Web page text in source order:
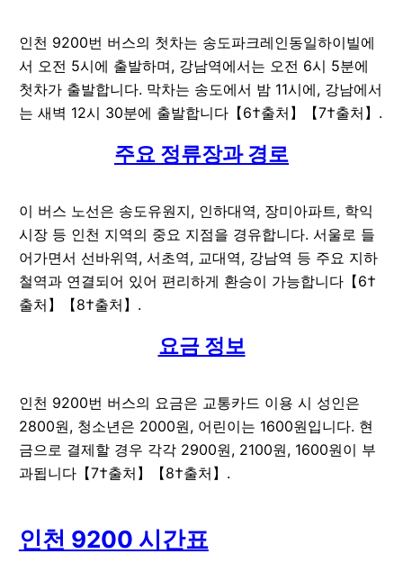
인천 9200번 버스의 첫차는 송도파크레인동일하이빌에
서 오전 5시에 출발하며, 강남역에서는 오전 6시 5분에
첫차가 출발합니다. 막차는 송도에서 밤 11시에, 강남에서
는 새벽 12시 30분에 출발합니다【6†출처】【7†출처】.
주요 정류장과 경로
이 버스 노선은 송도유원지, 인하대역, 장미아파트, 학익
시장 등 인천 지역의 중요 지점을 경유합니다. 서울로 들
어가면서 선바위역, 서초역, 교대역, 강남역 등 주요 지하
철역과 연결되어 있어 편리하게 환승이 가능합니다【6†
출처】【8†출처】.
요금 정보
인천 9200번 버스의 요금은 교통카드 이용 시 성인은
2800원, 청소년은 2000원, 어린이는 1600원입니다. 현
금으로 결제할 경우 각각 2900원, 2100원, 1600원이 부
과됩니다【7†출처】【8†출처】.
인천 9200 시간표